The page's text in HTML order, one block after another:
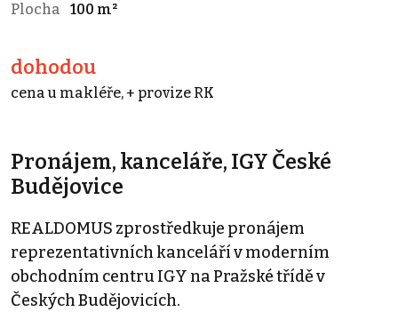
Plocha
100 m²
dohodou
cena u makléře, + provize RK
Pronájem, kanceláře, IGY České
Budějovice
REALDOMUS zprostředkuje pronájem
reprezentativních kanceláří v moderním
obchodním centru IGY na Pražské třídě v
Českých Budějovicích.